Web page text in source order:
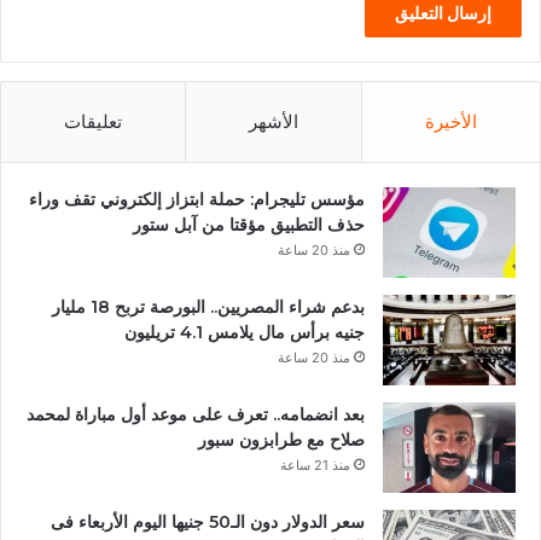
الأخيرة الأشهر تعليقات
مؤسس تليجرام: حملة ابتزاز إلكتروني تقف وراء
حذف التطبيق مؤقتا من آبل ستور
منذ 20 ساعة
بدعم شراء المصريين.. البورصة تربح 18 مليار
جنيه برأس مال يلامس 4.1 تريليون
منذ 20 ساعة
بعد انضمامه.. تعرف على موعد أول مباراة لمحمد
صلاح مع طرابزون سبور
منذ 21 ساعة
سعر الدولار دون الـ50 جنيها اليوم الأربعاء فى